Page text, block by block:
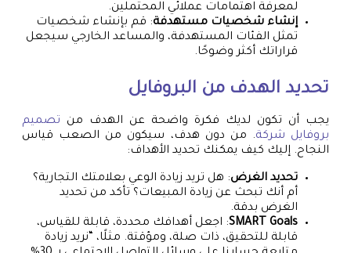
لمعرفة اهتمامات عملائي المحتملين.
إنشاء شخصيات مستهدفة: قم بإنشاء شخصيات
تمثل الفئات المستهدفة، والمساعد الخارجي سيجعل
قراراتك أكثر وضوحًا.
تحديد الهدف من البروفايل
يجب أن تكون لديك فكرة واضحة عن الهدف من تصميم
بروفايل شركة. من دون هدف، سيكون من الصعب قياس
النجاح. إليك كيف يمكنك تحديد الأهداف:
تحديد الغرض: هل تريد زيادة الوعي بعلامتك التجارية؟
أم أنك تبحث عن زيادة المبيعات؟ تأكد من تحديد
الغرض بدقة.
SMART Goals: اجعل أهدافك محددة، قابلة للقياس،
قابلة للتحقيق، ذات صلة، ومؤقتة. مثلًا، “نريد زيادة